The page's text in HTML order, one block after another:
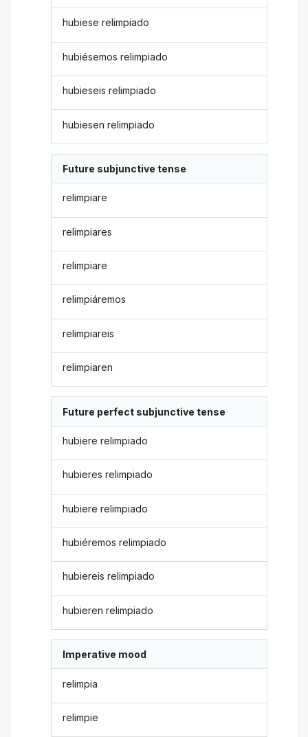
hubiese relimpiado
hubiésemos relimpiado
hubieseis relimpiado
hubiesen relimpiado
Future subjunctive tense
relimpiare
relimpiares
relimpiare
relimpiáremos
relimpiareis
relimpiaren
Future perfect subjunctive tense
hubiere relimpiado
hubieres relimpiado
hubiere relimpiado
hubiéremos relimpiado
hubiereis relimpiado
hubieren relimpiado
Imperative mood
relimpia
relimpie